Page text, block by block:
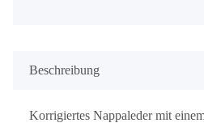
Beschreibung
Korrigiertes Nappaleder mit